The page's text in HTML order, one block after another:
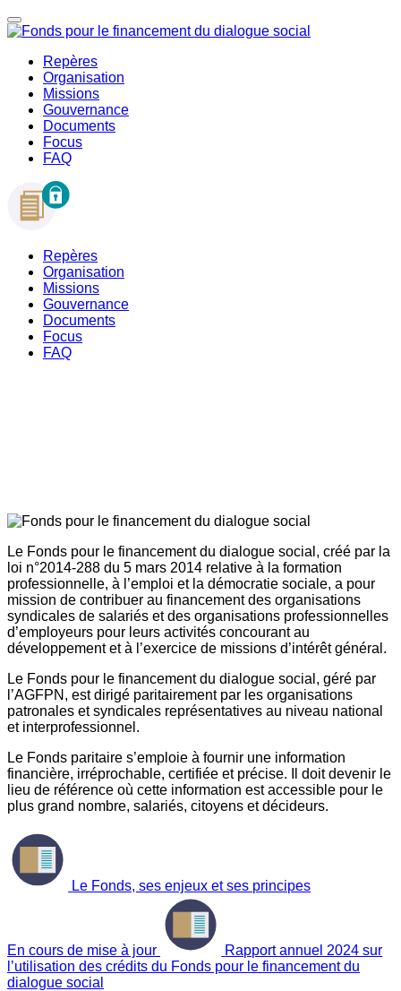
Repères
Organisation
Missions
Gouvernance
Documents
Focus
FAQ
Repères
Organisation
Missions
Gouvernance
Documents
Focus
FAQ
Le Fonds pour le financement du dialogue social, créé par la
loi n°2014-288 du 5 mars 2014 relative à la formation
professionnelle, à l’emploi et la démocratie sociale, a pour
mission de contribuer au financement des organisations
syndicales de salariés et des organisations professionnelles
d’employeurs pour leurs activités concourant au
développement et à l’exercice de missions d’intérêt général.
Le Fonds pour le financement du dialogue social, géré par
l’AGFPN, est dirigé paritairement par les organisations
patronales et syndicales représentatives au niveau national
et interprofessionnel.
Le Fonds paritaire s’emploie à fournir une information
financière, irréprochable, certifiée et précise. Il doit devenir le
lieu de référence où cette information est accessible pour le
plus grand nombre, salariés, citoyens et décideurs.
Le Fonds, ses enjeux et ses principes
En cours de mise à jour
Rapport annuel 2024 sur
l’utilisation des crédits du Fonds pour le financement du
dialogue social